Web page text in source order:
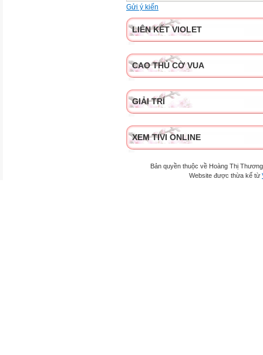
Gửi ý kiến
LIÊN KẾT VIOLET
CAO THỦ CỜ VUA
GIẢI TRÍ
XEM TIVI ONLINE
Bản quyền thuộc về Hoàng Thị
Website được thừa kế từ